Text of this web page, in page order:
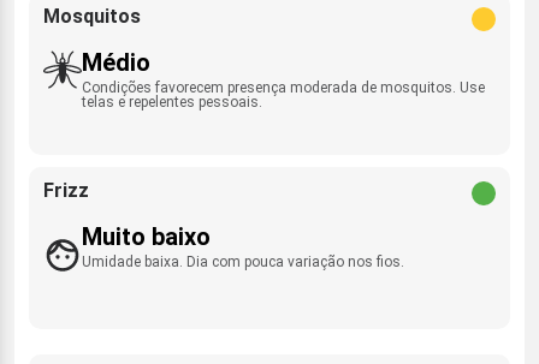
Mosquitos
Médio
Condições favorecem presença moderada de mosquitos. Use
telas e repelentes pessoais.
Frizz
Muito baixo
Umidade baixa. Dia com pouca variação nos fios.